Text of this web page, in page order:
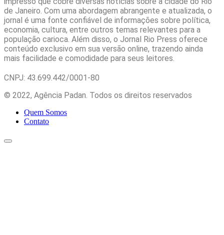
de Janeiro. Com uma abordagem abrangente e atualizada, o
jornal é uma fonte confiável de informações sobre política,
economia, cultura, entre outros temas relevantes para a
população carioca. Além disso, o Jornal Rio Press oferece
conteúdo exclusivo em sua versão online, trazendo ainda
mais facilidade e comodidade para seus leitores.
CNPJ: 43.699.442/0001-80
© 2022, Agência Padan. Todos os direitos reservados
Quem Somos
Contato